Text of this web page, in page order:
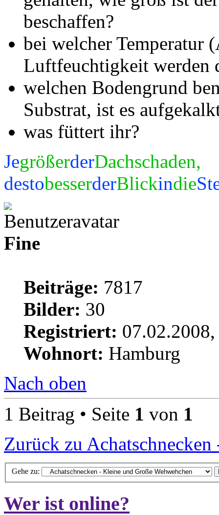
beschaffen?
bei welcher Temperatur
Luftfeuchtigkeit werden
welchen Bodengrund
Substrat, ist es
was füttert ihr?
JegrößerderDachschaden,
destobesserderBlickindie
Fine
Beiträge: 7817
Bilder: 30
Registriert:
Wohnort: Hamburg
Nach oben
1 Beitrag • Seite 1 von 1
Zurück zu
Gehe zu:
Wer ist online?